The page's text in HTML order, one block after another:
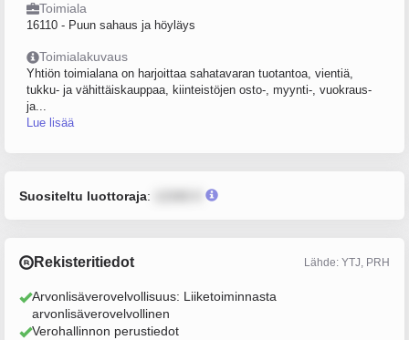
Toimiala
16110 - Puun sahaus ja höyläys
Toimialakuvaus
Yhtiön toimialana on harjoittaa sahatavaran tuotantoa, vientiä,
tukku- ja vähittäiskauppaa, kiinteistöjen osto-, myynti-, vuokraus-
ja...
Lue lisää
Suositeltu luottoraja:
Rekisteritiedot Lähde: YTJ, PRH
Arvonlisäverovelvollisuus: Liiketoiminnasta
arvonlisäverovelvollinen
Verohallinnon perustiedot